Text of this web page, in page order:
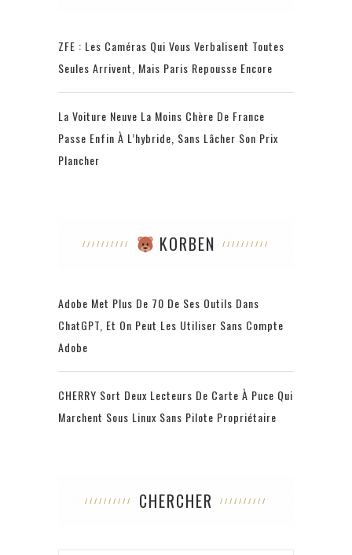
ZFE : Les Caméras Qui Vous Verbalisent Toutes
Seules Arrivent, Mais Paris Repousse Encore
La Voiture Neuve La Moins Chère De France
Passe Enfin À L’hybride, Sans Lâcher Son Prix
Plancher
KORBEN
Adobe Met Plus De 70 De Ses Outils Dans
ChatGPT, Et On Peut Les Utiliser Sans Compte
Adobe
CHERRY Sort Deux Lecteurs De Carte À Puce Qui
Marchent Sous Linux Sans Pilote Propriétaire
CHERCHER